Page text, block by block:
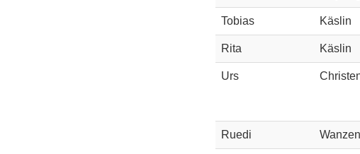
Tobias Käslin
Rita Käslin
Urs
Ruedi